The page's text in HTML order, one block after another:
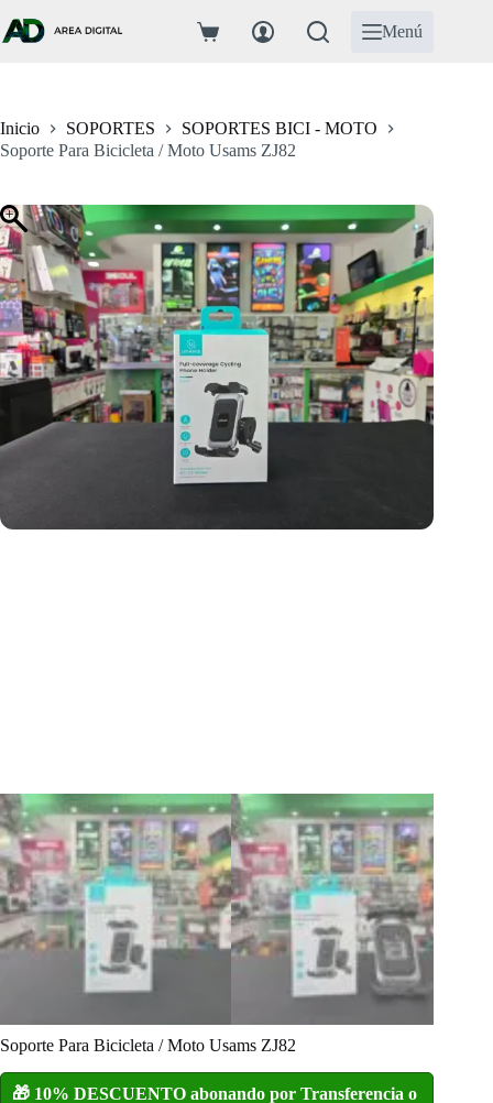
al
contenido
Carro
Menú
Inicio SOPORTES
SOPORTES BICI - MOTO
Soporte Para Bicicleta / Moto Usams ZJ82
Soporte Para Bicicleta / Moto Usams ZJ82
🎁 10% DESCUENTO abonando por Transferencia o